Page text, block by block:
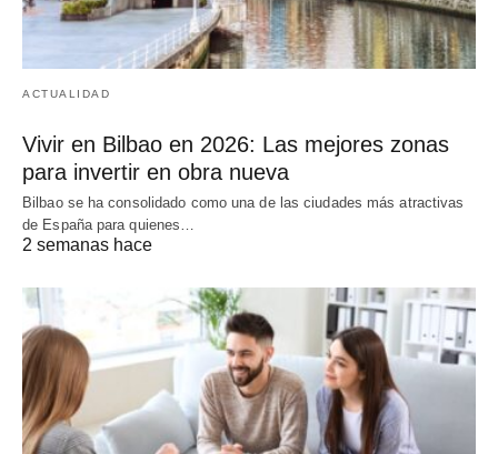
ACTUALIDAD
Vivir en Bilbao en 2026: Las mejores zonas
para invertir en obra nueva
Bilbao se ha consolidado como una de las ciudades más atractivas
de España para quienes…
2 semanas hace